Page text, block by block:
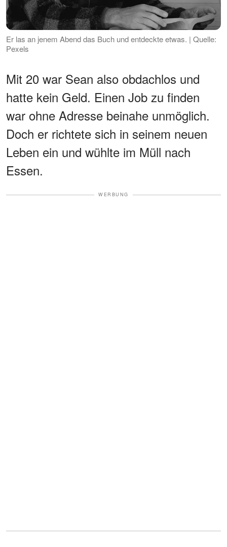
Er las an jenem Abend das Buch und entdeckte etwas. | Quelle:
Pexels
Mit 20 war Sean also obdachlos und
hatte kein Geld. Einen Job zu finden
war ohne Adresse beinahe unmöglich.
Doch er richtete sich in seinem neuen
Leben ein und wühlte im Müll nach
Essen.
WERBUNG